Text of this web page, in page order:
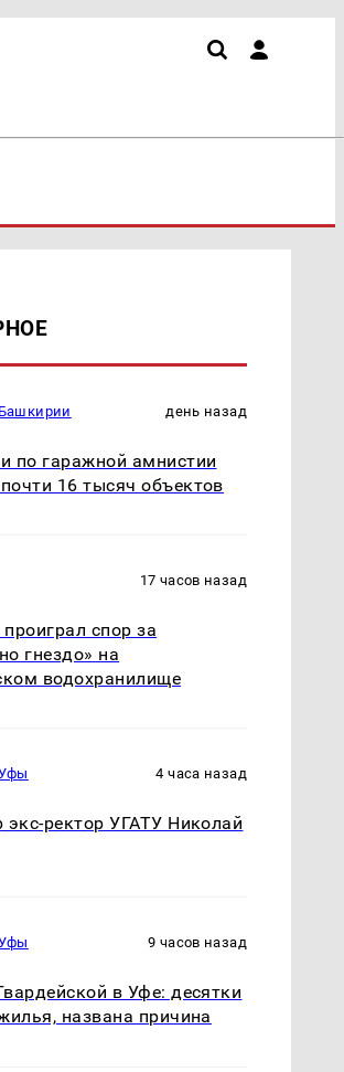
день назад
по гаражной амнистии
16 тысяч объектов
17 часов назад
спор за
гнездо» на
водохранилище
4 часа назад
экс-ректор УГАТУ Николай
9 часов назад
в Уфе: десятки
названа причина